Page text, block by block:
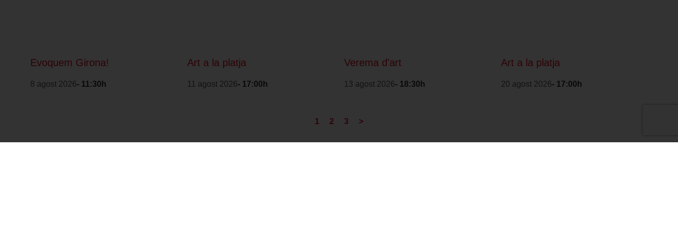
Evoquem Girona!
8 agost 2026- 11:30h
Art a la platja
11 agost 2026- 17:00h
Verema d'art
13 agost 2026- 18:30h
Art a la platja
20 agost 2026- 17:00h
1 2 3 >